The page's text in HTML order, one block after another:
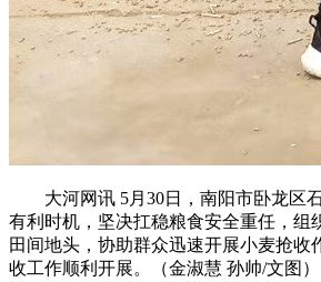
大河网讯 5月30日，南阳市卧龙区
有利时机，坚决扛稳粮食安全重任，组
田间地头，协助群众迅速开展小麦抢收
收工作顺利开展。（金淑慧 孙帅/文图）